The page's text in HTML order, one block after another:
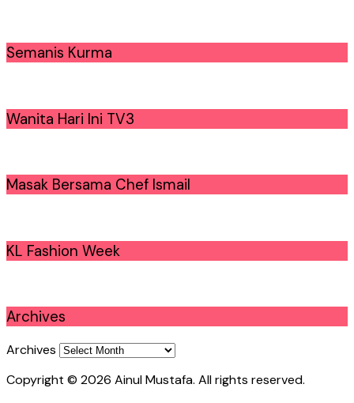
Semanis Kurma
Wanita Hari Ini TV3
Masak Bersama Chef Ismail
KL Fashion Week
Archives
Archives
Copyright © 2026 Ainul Mustafa. All rights reserved.